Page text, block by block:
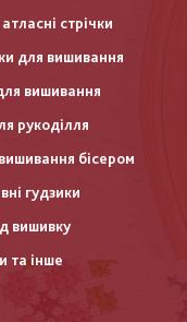
стрічки
для вишивання
вишивання
рукоділля
бісером
гудзики
вишивку
та інше